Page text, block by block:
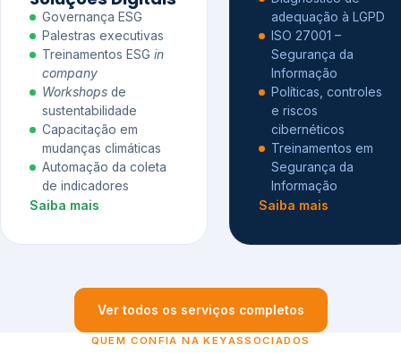
Governança ESG
Palestras executivas
Treinamentos ESG in
company
Workshops de
sustentabilidade
Capacitação em
mudanças climáticas
Automação da coleta
de indicadores
Saiba mais
adequação à LGPD
ISO 27001 –
Segurança da
Informação
Políticas, controles
e riscos
cibernéticos
Treinamentos em
Segurança da
Informação
Saiba mais
Ver todos os serviços completos
QUEM CONFIA NA KEYASSOCIADOS